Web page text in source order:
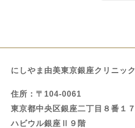
にしやま由美東京銀座クリニック
住所：〒104-0061
東京都中央区銀座二丁目８番１７
ハビウル銀座Ⅱ９階